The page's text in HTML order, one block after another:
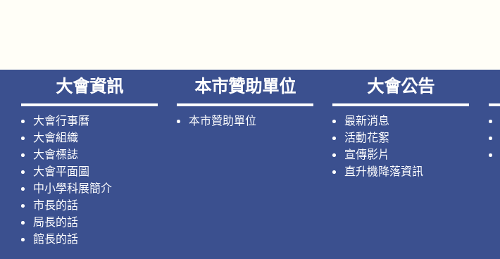
大會資訊
大會行事曆
大會組織
大會標誌
大會平面圖
中小學科展簡介
市長的話
局長的話
館長的話
本市贊助單位
本市贊助單位
大會公告
最新消息
活動花絮
宣傳影片
直升機降落資訊